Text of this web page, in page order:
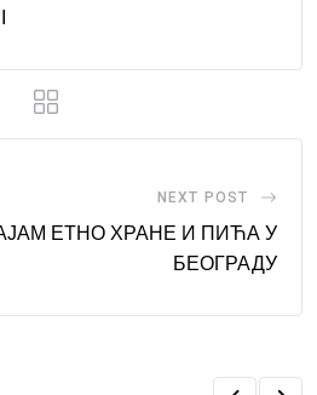
NEXT POST
ЕТНО ХРАНЕ И ПИЋА У
БЕОГРАДУ